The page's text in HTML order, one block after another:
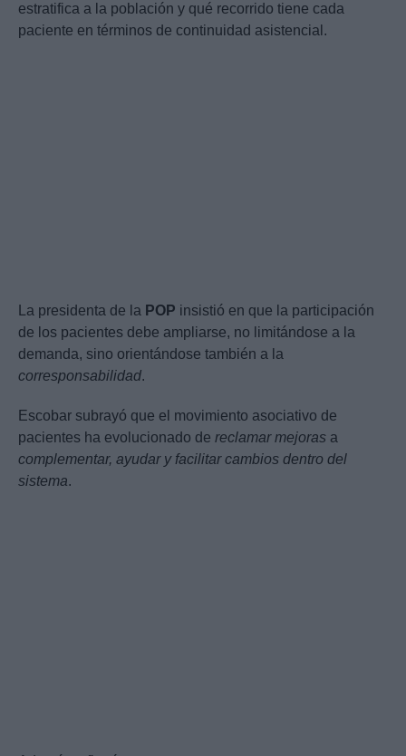
estratifica a la población y qué recorrido tiene cada
paciente en términos de continuidad asistencial.
La presidenta de la POP insistió en que la participación
de los pacientes debe ampliarse, no limitándose a la
demanda, sino orientándose también a la
corresponsabilidad.
Escobar subrayó que el movimiento asociativo de
pacientes ha evolucionado de reclamar mejoras a
complementar, ayudar y facilitar cambios dentro del
sistema.